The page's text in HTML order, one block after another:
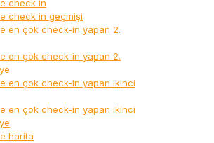
check in
check in geçmişi
en çok check-in yapan 2.
en çok check-in yapan 2.
en çok check-in yapan ikinci
en çok check-in yapan ikinci
harita